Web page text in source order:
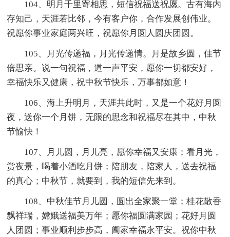
104、明月千里寄相思，短信祝福送祝愿。古有海内
存知己，天涯若比邻，今有客户你，合作发展创伟业。
祝愿你事业家庭两兴旺，祝愿你月圆人圆庆团圆。
105、月光传递福，月光传递情。月是故乡圆，佳节
倍思亲。说一句祝福，道一声平安，愿你一切都安好，
幸福快乐又健康，祝中秋节快乐，万事都如意！
106、海上升明月，天涯共此时，又是一个花好月圆
夜，送你一个月饼，无限的思念和祝福尽在其中，中秋
节愉快！
107、月儿圆，月儿亮，愿你幸福又安康；看月光，
赏夜景，喝着小酒吃月饼；陪朋友，陪家人，送去祝福
的真心；中秋节，就要到，我的短信先来到。
108、中秋佳节月儿圆，圆出全家聚一堂；桂花散香
飘祥瑞，嫦娥送福美万年；愿你福圆满家园；花好月圆
人团圆；事业顺利步步高，阖家幸福永平安。祝你中秋